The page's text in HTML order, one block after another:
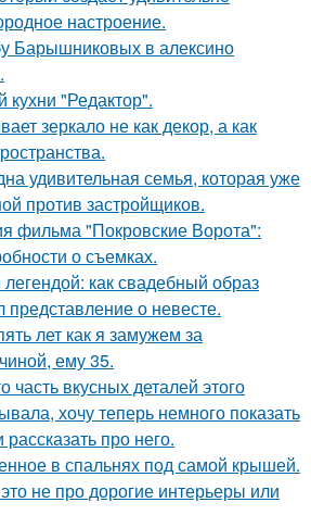
настроение.
Барышниковых в алексино
кухни "Редактор".
зеркало не как декор, а как
удивительная семья, которая уже
против застройщиков.
фильма "Покровские Ворота":
о съемках.
как свадебный образ
представление о невесте.
лет как я замужем за
ему 35.
часть вкусных деталей этого
хочу теперь немного показать
про него.
в спальнях под самой крышей.
не про дорогие интерьеры или